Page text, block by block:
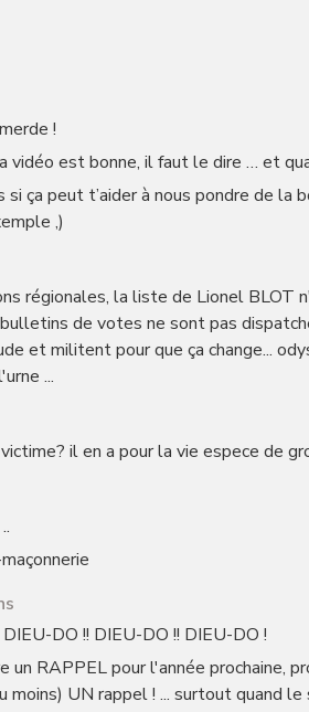
!
vidéo est bonne, il faut le dire … et
ça peut t’aider à nous pondre de la
,)
régionales, la liste de Lionel BLOT
de votes ne sont pas
et militent pour que ça change...
...
il en a pour la vie espece de
DO !! DIEU-DO !! DIEU-DO !
un RAPPEL pour l'année prochaine,
moins) UN rappel ! ... surtout quand